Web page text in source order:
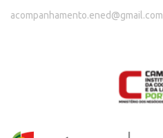
acompanhamento.ened@gmail.com